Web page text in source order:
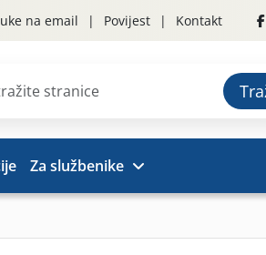
na email Povijest Kontakt
Za službenike